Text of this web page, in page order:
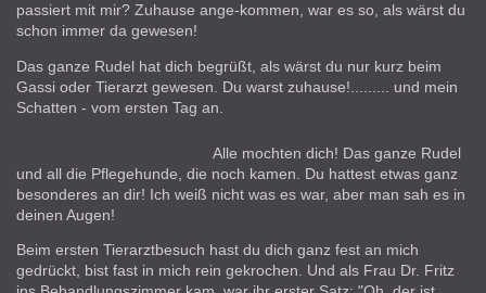
passiert mit mir? Zuhause ange-kommen, war es so, als wärst du
schon immer da gewesen!
Das ganze Rudel hat dich begrüßt, als wärst du nur kurz beim
Gassi oder Tierarzt gewesen. Du warst zuhause!......... und mein
Schatten - vom ersten Tag an.
Alle mochten dich! Das ganze Rudel
und all die Pflegehunde, die noch kamen. Du hattest etwas ganz
besonderes an dir! Ich weiß nicht was es war, aber man sah es in
deinen Augen!
Beim ersten Tierarztbesuch hast du dich ganz fest an mich
gedrückt, bist fast in mich rein gekrochen. Und als Frau Dr. Fritz